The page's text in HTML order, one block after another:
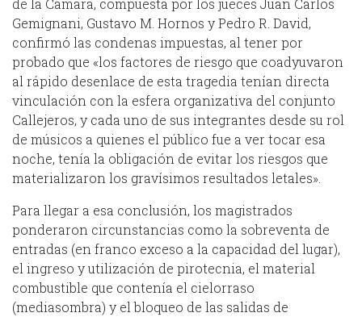
de la Cámara, compuesta por los jueces Juan Carlos
Gemignani, Gustavo M. Hornos y Pedro R. David,
confirmó las condenas impuestas, al tener por
probado que «los factores de riesgo que coadyuvaron
al rápido desenlace de esta tragedia tenían directa
vinculación con la esfera organizativa del conjunto
Callejeros, y cada uno de sus integrantes desde su rol
de músicos a quienes el público fue a ver tocar esa
noche, tenía la obligación de evitar los riesgos que
materializaron los gravísimos resultados letales».
Para llegar a esa conclusión, los magistrados
ponderaron circunstancias como la sobreventa de
entradas (en franco exceso a la capacidad del lugar),
el ingreso y utilización de pirotecnia, el material
combustible que contenía el cielorraso
(mediasombra) y el bloqueo de las salidas de